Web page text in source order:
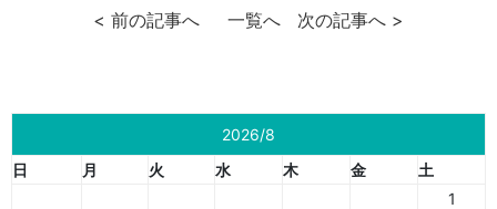
< 前の記事へ 一覧へ 次の記事へ >
2026/8
日
月 火 水 木 金
土
1